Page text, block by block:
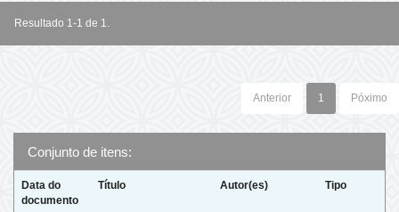
Resultado 1-1 de 1.
Anterior 1 Póximo
Conjunto de itens:
Data do
documento
Título Autor(es) Tipo